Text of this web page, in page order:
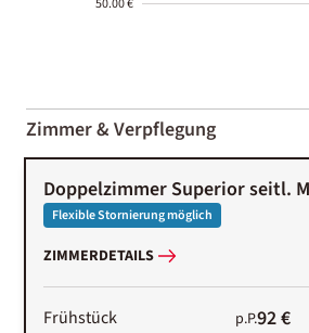
50.00 €
01-02
Zimmer & Verpflegung
Doppelzimmer Superior seitl.
Flexible Stornierung möglich
ZIMMERDETAILS
Frühstück p.P.92 €